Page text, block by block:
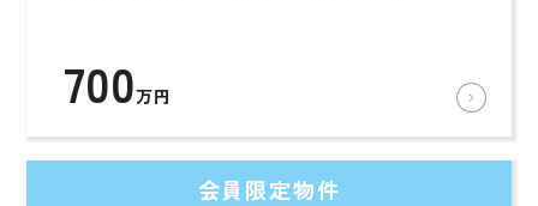
700万円
会員限定物件